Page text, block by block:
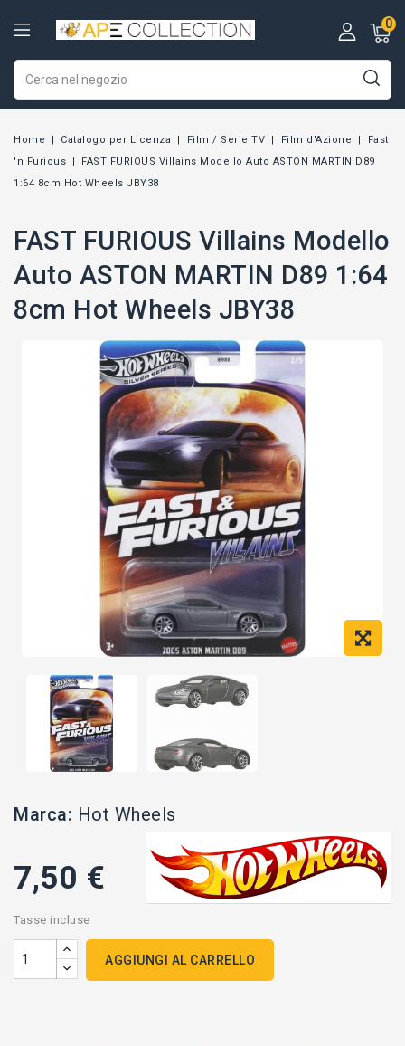
0
Home Catalogo per Licenza Film / Serie TV Film d'Azione
Fast
'n Furious
FAST FURIOUS Villains Modello Auto ASTON MARTIN D89
1:64 8cm Hot Wheels JBY38
FAST FURIOUS Villains Modello
Auto ASTON MARTIN D89 1:64
8cm Hot Wheels JBY38
Marca: Hot Wheels
7,50 €
Tasse incluse
AGGIUNGI AL CARRELLO